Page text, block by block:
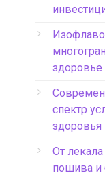
здоровье
спектр
здоровья
От
пошива и